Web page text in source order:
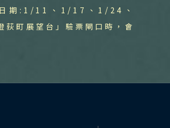
期:1/11、1/17、1/24、
町展望台」驗票閘口時，會